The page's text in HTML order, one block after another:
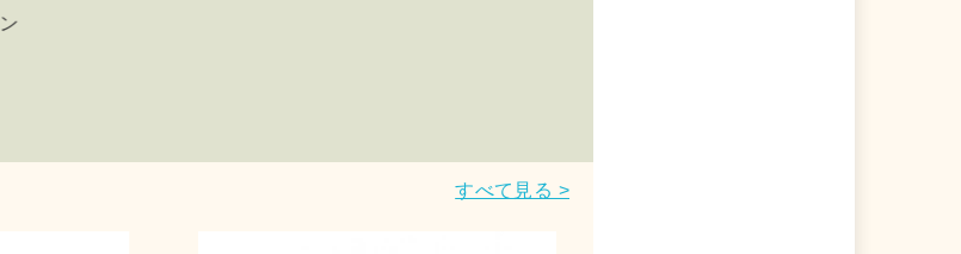
すべて見る >